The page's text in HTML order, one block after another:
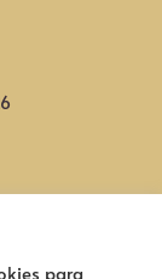
para